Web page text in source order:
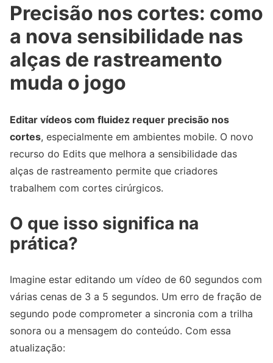
Precisão nos cortes: como
a nova sensibilidade nas
alças de rastreamento
muda o jogo
Editar vídeos com fluidez requer precisão nos
cortes, especialmente em ambientes mobile. O novo
recurso do Edits que melhora a sensibilidade das
alças de rastreamento permite que criadores
trabalhem com cortes cirúrgicos.
O que isso significa na
prática?
Imagine estar editando um vídeo de 60 segundos com
várias cenas de 3 a 5 segundos. Um erro de fração de
segundo pode comprometer a sincronia com a trilha
sonora ou a mensagem do conteúdo. Com essa
atualização: